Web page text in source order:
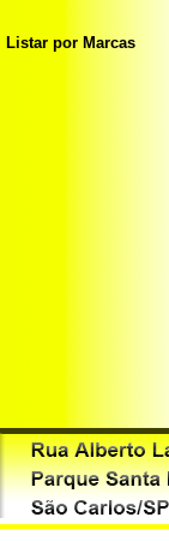
Listar por Marcas